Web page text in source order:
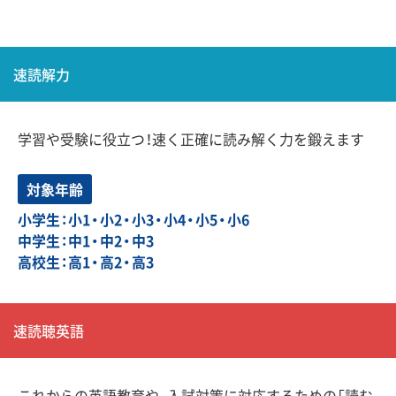
速読解力
学習や受験に役立つ！速く正確に読み解く力を鍛えます
対象年齢
小学生：小1・小2・小3・小4・小5・小6
中学生：中1・中2・中3
高校生：高1・高2・高3
速読聴英語